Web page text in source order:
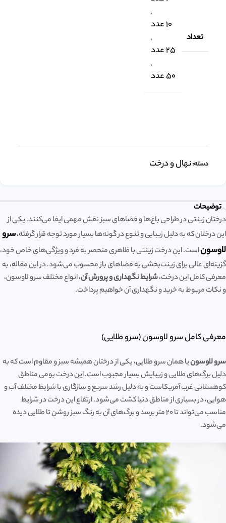
تعداد
,
10 عدد
,
25 عدد
,
50 عدد
دسته:نهال و درخت
توضیحات
درختان زینتی در طراحی باغ‌ها و فضاهای سبز نقش مهمی ایفا می‌کنند. یکی از
این درختان که به دلیل زیبایی و تنوع در گونه‌ها بسیار مورد توجه قرار گرفته،سرو
لاوسوناست. این درخت زینتی با ظاهری منحصر به فرد و ویژگی‌های خاص خود،
گزینه‌ای عالی برای زینت‌بخشی به فضاهای باز محسوب می‌شود. در این مقاله، به
معرفی کامل این درخت،شرایط نگهداری و پرورش آن، انواع مختلف سرو لاوسون،
و نکات مربوط به خرید و نگهداری آن خواهیم پرداخت.
معرفی کامل سرو لاوسون (سرو طلایی)
سرو لاوسونیا همان سرو طلایی، یکی از درختان همیشه سبز و مقاوم است که به
دلیل برگ‌های طلایی و زیبایش بسیار محبوب است. این درخت بومی مناطق
کوهستانی غرب آمریکاست و به دلیل رشد سریع و سازگاری با شرایط مختلف آب و
هوایی، در بسیاری از مناطق دنیا کشت می‌شود. ارتفاع این درخت در شرایط
مناسب می‌تواند تا 20 متر برسد و برگ‌های آن به رنگ سبز روشن تا طلایی دیده
می‌شود.